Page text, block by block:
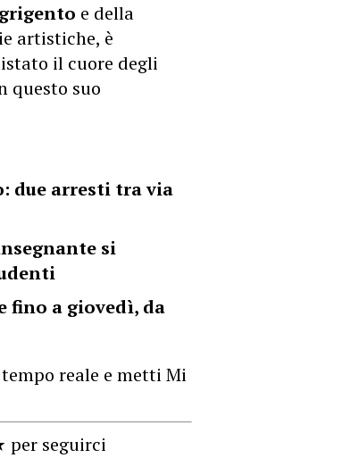
e della
artistiche, è
il cuore degli
questo suo
due arresti tra via
si
fino a giovedì, da
reale e metti Mi
seguirci